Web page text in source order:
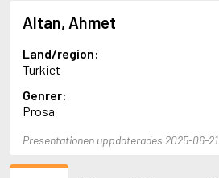
Abbey, Kieran
Abbot, Anthony
Abbott, John
Abbott, Megan
Abdel-Fattah, Randa
Abdolah, Kader
Abé, Kobo
Abele, Inga
Altan, Ahmet
Land/region:
Turkiet
Genrer:
Prosa
Presentationen uppdaterades 2025-06-21